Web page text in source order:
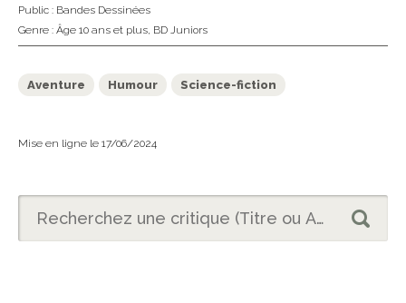
Public : Bandes Dessinées
Genre : Âge 10 ans et plus, BD Juniors
Aventure Humour Science-fiction
Mise en ligne le 17/06/2024